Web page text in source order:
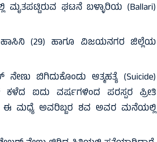
ಮೃತಪಟ್ಟಿರುವ ಘಟನೆ ಬಳ್ಳಾರಿಯ (Ballari)
(29) ಹಾಗೂ ವಿಜಯನಗರ ಜಿಲ್ಲೆಯ
ಬಿಗಿದುಕೊಂಡು ಆತ್ಮಹತ್ಯೆ (Suicide)
ಕಳೆದ ಐದು ವರ್ಷಗಳಿಂದ ಪರಸ್ಪರ ಪ್ರೀತಿ
ಈ ಮಧ್ಯೆ ಅವರಿಬ್ಬರ ಶವ ಅವರ ಮನೆಯಲ್ಲಿ